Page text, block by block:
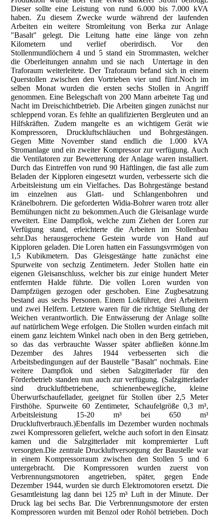
Dieser sollte eine Leistung von rund 6.000 bis 7.000 kVA
haben. Zu diesem Zwecke wurde während der laufenden
Arbeiten ein weitere Stromleitung von Berka zur Anlage
"Basalt" gelegt. Die Leitung hatte eine länge von zehn
Kilometern und verlief oberirdisch. Vor den
Stollenmundlöchern 4 und 5 stand ein Strommasten, welcher
die Oberleitungen annahm und sie nach Untertage in den
Traforaum weiterleitete. Der Traforaum befand sich in einem
Querstollen zwischen den Vortrieben vier und fünf.Noch im
selben Monat wurden die ersten sechs Stollen in Angriff
genommen. Eine Belegschaft von 200 Mann arbeitete Tag und
Nacht im Dreischichtbetrieb. Die Arbeiten gingen zunächst nur
schleppend voran. Es fehlte an qualifizierten Bergleuten und an
Hilfskräften. Zudem mangelte es an wichtigem Gerät wie
Kompressoren, Druckluftschläuchen und Bohrgestängen.
Gegen Mitte November stand endlich die 1.000 kVA
Stromanlage und ein zweiter Kompressor zur verfügung. Auch
die Ventilatoren zur Bewetterung der Anlage waren installiert.
Durch das Eintreffen von rund 90 Häftlingen, die fast alle zum
Beladen der Kipploren eingesetzt wurden, verbesserte sich die
Arbeitsleistung um ein Vielfaches. Das Bohrgestänge bestand
im einzelnen aus Glatt- und Schlangenbohren und
Kränelbohrern. Die geforderten Widia-Bohrer waren trotz aller
Bemühungen nicht zu bekommen.Auch die Gleisanlage wurde
erweitert. Eine Dampflok, welche zum Ziehen der Loren zur
Verfügung stand, erleichterte die Arbeiten im Stollenbau
sehr.Das herausgerochene Gestein wurde von Hand auf
Kipploren geladen. Die Loren hatten ein Fassungsvrmögen von
1,5 Kubikmetern. Das Gleisgestänge hatte zunächst eine
Spurweite von sechzig Zentimetern. Jeder Stollen hatte ein
eigenen Gleisanschluss, welcher bis zur einige hundert Meter
entfernten Halde führte. Die vollen Loren wurden von
Dampfzügen gezogen oder geschoben. Eine Zugbesatzung
bestand aus sechs Personen. Einem Lokführer, drei Arbeitern
und zwei Helfern. Letztere waren für die richtige Stellung der
Weichen verantwortlich. Die Entwässerung der Anlage sollte
auf natürlichem Wege erfolgen. Die Stollen wurden einfach mit
einem ganz leichtem Winkel nach oben in den Berg getrieben,
so das das verbrauchte Wasser später abfließen könne.Im
Dezember des Jahres 1944 verbesserten sich die
Arbeitsbedingungen auf der Baustelle "Basalt" nochmals. Eine
weitere Dampflok und sieben Salzgitterlader für den
Förderbetrieb standen nun auch zur verfügung. (Salzgitterlader
sind druckluftbetriebene, schienenbewegliche, kleine
Überwurfschaufellader, geeignet für Stollen über 2,5 Meter
Firsthöhe. Spurweite 60 Zentimeter, Schaufelgröße 0,3 m³,
Arbeitsleistung 15-20 m³ bei 650 m³
Druckluftverbrauch.)Ebenfalls im Dezember wurden nochmals
zwei Kompressoren geliefert, welche auch sofort in den Einsatz
kamen und die Salzgitterlader mit kompremierter Luft
versorgten.Die zentrale Druckluftversorgung der Baustelle war
in einem Kompressorraum zwischen den Stollen 5 und 6
untergebracht. Die Kompressoren wurden zuerst von
Verbrennungsmotoren angetrieben, später, gegen Ende
Dezember 1944, wurden sie durch Elektromotoren ersetzt. Die
Gesamtleistung lag dann bei 125 m³ Luft in der Minute. Der
Druck lag bei sechs Bar. Die Verbrennungsmotore der ersten
Kompressoren wurden mit Benzol oder Rohöl betrieben. Doch